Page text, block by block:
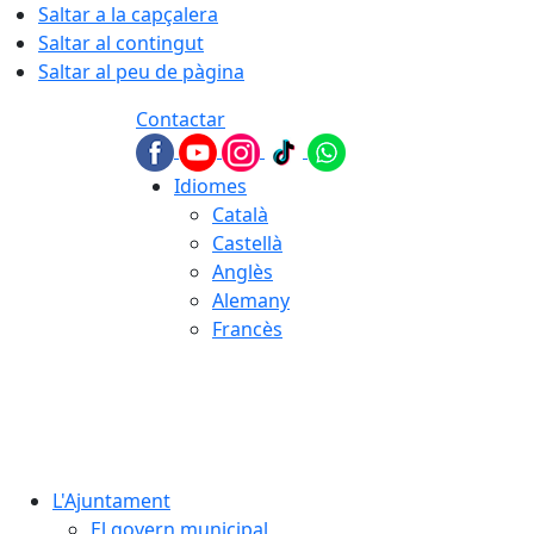
Saltar a la capçalera
Saltar al contingut
Saltar al peu de pàgina
Contactar
Idiomes
Català
Castellà
Anglès
Alemany
Francès
L'Ajuntament